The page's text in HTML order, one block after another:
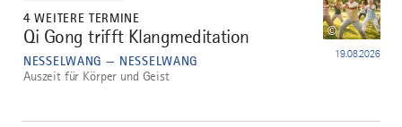
4 WEITERE TERMINE
4
Qi Gong trifft Klangmeditation
NESSELWANG — NESSELWANG 19.08.2026
©
Auszeit für Körper und Geist